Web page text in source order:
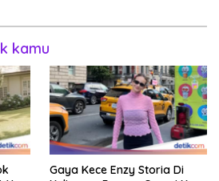
kamu
Gaya Kece Enzy Storia Di